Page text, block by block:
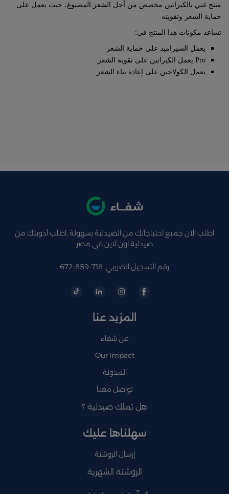
منتج غني بالكيراتين مخصص من أجل الشعر المصبوغ، حيث يعمل على
حماية الشعر وتقويته
تساعد مكونات هذا المنتج في:
يعمل السيراميد على حماية الشعر
Pro يعمل الكيراتين على تقوية الشعر
يعمل الكولاجين على إعادة بناء الشعر
اطلب الآن جميع احتياجاتك من الصيدلية بسهولة ,اطلب أدويتك من
صيدلية اون لاين فى مصر
رقم التسجيل الضريبي: 718-859-672
المزيد عنا
عن شفاء
Our Impact
المدونة
تواصل معنا
هل تملك صيدلية ؟
سهلناها عليك
إرسال الروشتة
الروشتة الشهرية